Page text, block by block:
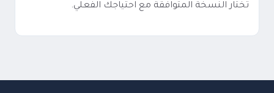
تختار النسخة المتوافقة مع احتياجك الفعلي.